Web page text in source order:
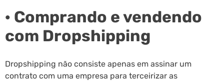
· Comprando e vendendo
com Dropshipping
Dropshipping não consiste apenas em assinar um
contrato com uma empresa para terceirizar as